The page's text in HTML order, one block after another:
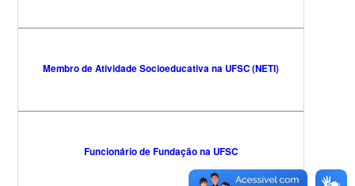
Membro de Atividade Socioeducativa na UFSC (NETI)
Funcionário de Fundação na UFSC